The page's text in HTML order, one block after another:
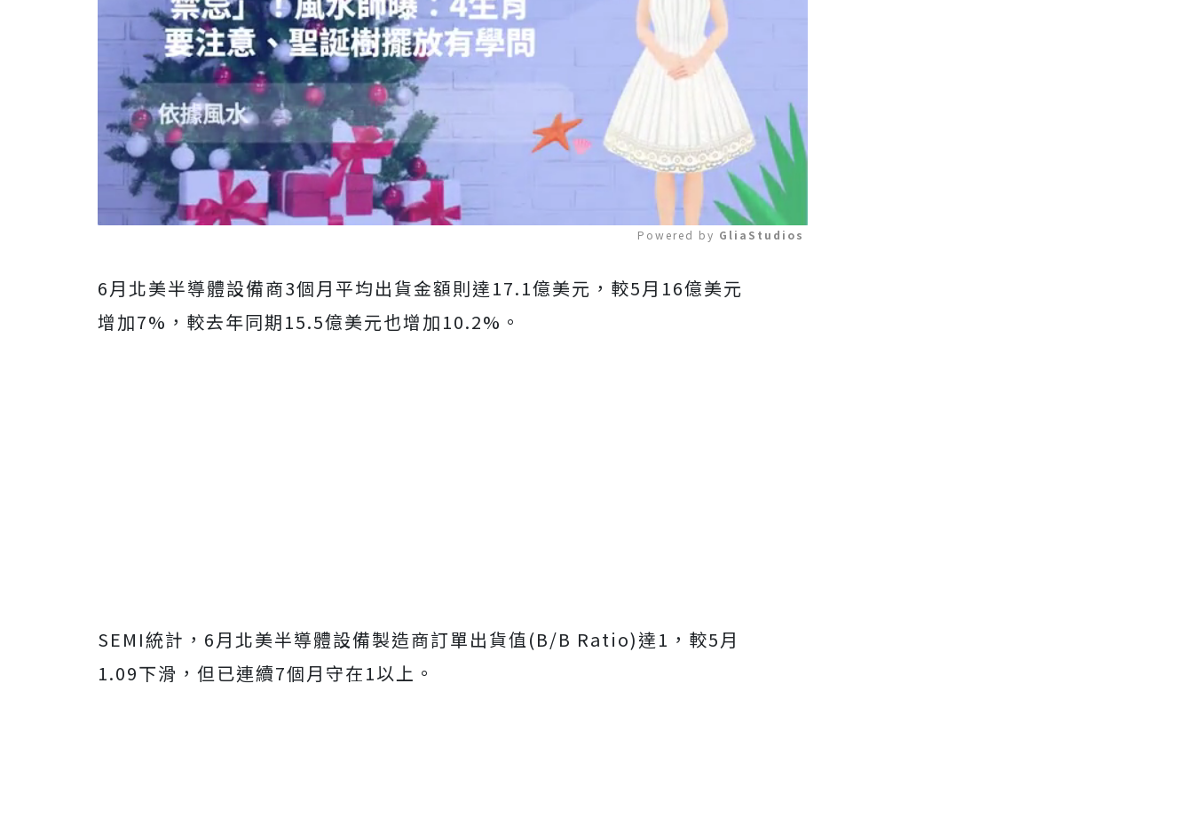
Mute
Powered by GliaStudios
6月北美半導體設備商3個月平均出貨金額則達17.1億美元，較5月16億美元
增加7%，較去年同期15.5億美元也增加10.2%。
SEMI統計，6月北美半導體設備製造商訂單出貨值(B/B Ratio)達1，較5月
1.09下滑，但已連續7個月守在1以上。